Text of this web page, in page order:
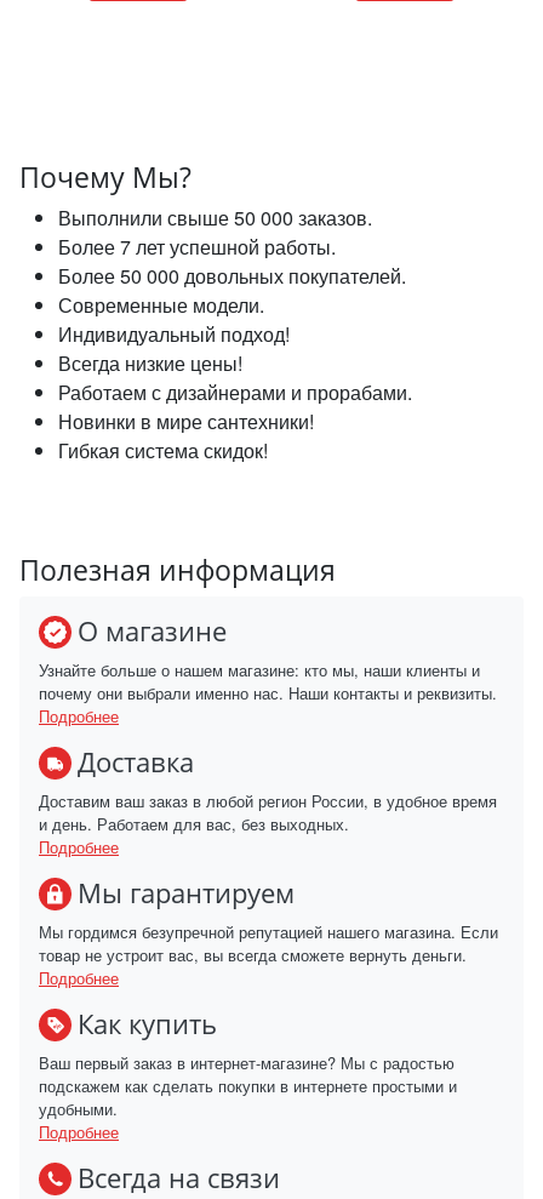
Почему Мы?
Выполнили свыше 50 000 заказов.
Более 7 лет успешной работы.
Более 50 000 довольных покупателей.
Современные модели.
Индивидуальный подход!
Всегда низкие цены!
Работаем с дизайнерами и прорабами.
Новинки в мире сантехники!
Гибкая система скидок!
Полезная информация
О магазине
Узнайте больше о нашем магазине: кто мы, наши клиенты и
почему они выбрали именно нас. Наши контакты и реквизиты.
Подробнее
Доставка
Доставим ваш заказ в любой регион России, в удобное время
и день. Работаем для вас, без выходных.
Подробнее
Мы гарантируем
Мы гордимся безупречной репутацией нашего магазина. Если
товар не устроит вас, вы всегда сможете вернуть деньги.
Подробнее
Как купить
Ваш первый заказ в интернет-магазине? Мы с радостью
подскажем как сделать покупки в интернете простыми и
удобными.
Подробнее
Всегда на связи